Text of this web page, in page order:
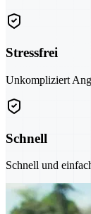
Stressfrei
Unkompliziert
Schnell
Schnell und